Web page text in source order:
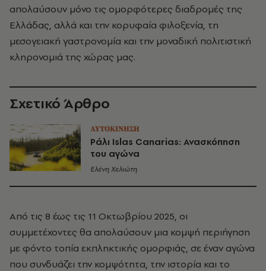
απολαύσουν μόνο τις ομορφότερες διαδρομές της
Ελλάδας, αλλά και την κορυφαία φιλοξενία, τη
μεσογειακή γαστρονομία και την μοναδική πολιτιστική
κληρονομιά της χώρας μας.
Σχετικό Άρθρο
ΑΥΤΟΚΙΝΗΣΗ
Ράλι Islas Canarias: Ανασκόπηση
του αγώνα
Ελένη Χελιώτη
Από τις 8 έως τις 11 Οκτωβρίου 2025, οι
συμμετέχοντες θα απολαύσουν μια κομψή περιήγηση
με φόντο τοπία εκπληκτικής ομορφιάς, σε έναν αγώνα
που συνδυάζει την κομψότητα, την ιστορία και το